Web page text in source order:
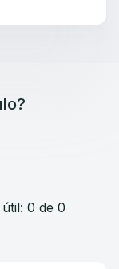
0 de 0